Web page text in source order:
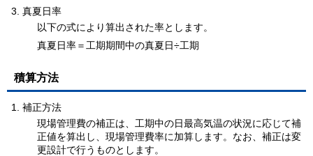
真夏日率
以下の式により算出された率とします。
真夏日率＝工期期間中の真夏日÷工期
積算方法
補正方法
現場管理費の補正は、工期中の日最高気温の状況に応じて補
正値を算出し、現場管理費率に加算します。なお、補正は変
更設計で行うものとします。